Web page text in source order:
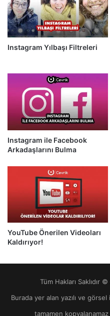
Instagram Yılbaşı Filtreleri
Instagram ile Facebook
Arkadaşlarını Bulma
YouTube Önerilen Videoları
Kaldırıyor!
Tüm Hakları Saklıdır
Burada yer alan yazılı ve
tamamen